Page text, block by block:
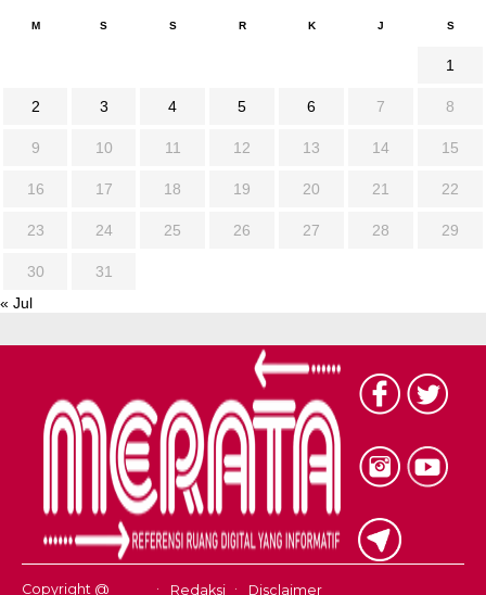
M S S R K J S
1
2 3 4 5 6 7 8
9 10 11 12 13 14 15
16 17 18 19 20 21 22
23 24 25 26 27 28 29
30
31
« Jul
Copyright @ Redaksi Disclaimer